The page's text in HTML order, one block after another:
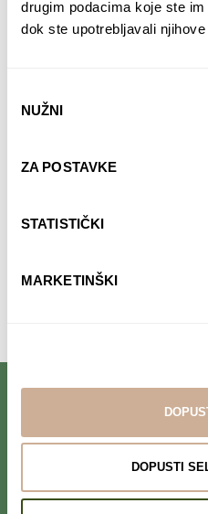
drugim podacima koje ste
dok ste upotrebljavali njihove
pristanka
NUŽNI
ZA POSTAVKE
STATISTIČKI
MARKETINŠKI
DOPUSTI
Davor
Prihvaćam da se moji
podataka i koriste u